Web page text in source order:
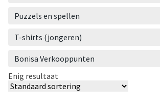
Puzzels en spellen
T-shirts (jongeren)
Bonisa Verkooppunten
Enig resultaat